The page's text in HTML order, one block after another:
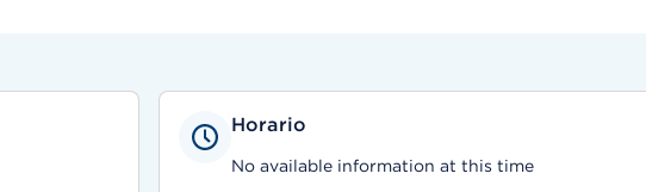
Horario
No available information at this time